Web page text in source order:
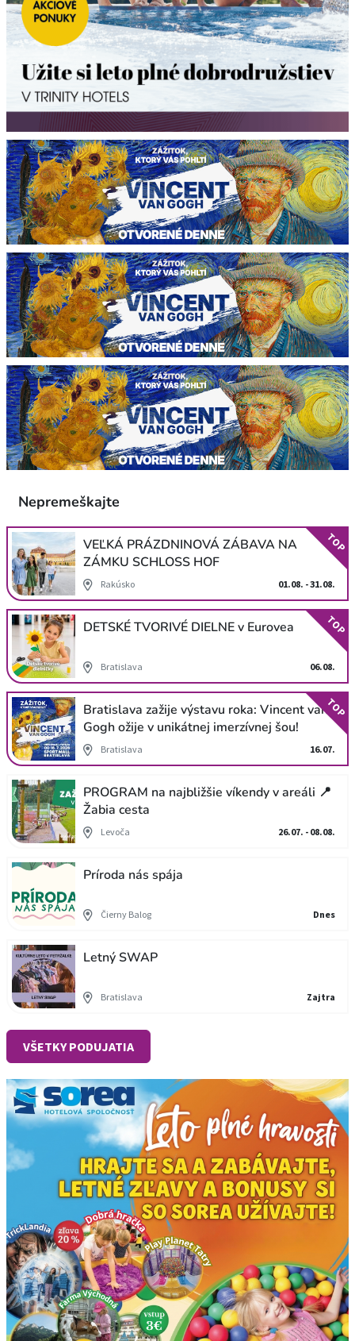
Nepremeškajte
VEĽKÁ PRÁZDNINOVÁ ZÁBAVA NA
ZÁMKU SCHLOSS HOF
Rakúsko 01.08. - 31.08.
TOP
DETSKÉ TVORIVÉ DIELNE v Eurovea
Bratislava 06.08.
TOP
Bratislava zažije výstavu roka: Vincent van
Gogh ožije v unikátnej imerzívnej šou!
Bratislava 16.07.
TOP
PROGRAM na najbližšie víkendy v areáli 📍
Žabia cesta
Levoča 26.07. - 08.08.
Príroda nás spája
Čierny Balog Dnes
Letný SWAP
Bratislava Zajtra
VŠETKY PODUJATIA